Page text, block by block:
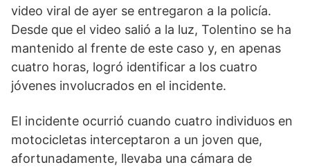
video viral de ayer se entregaron a la policía.
Desde que el video salió a la luz, Tolentino se ha
mantenido al frente de este caso y, en apenas
cuatro horas, logró identificar a los cuatro
jóvenes involucrados en el incidente.
El incidente ocurrió cuando cuatro individuos en
motocicletas interceptaron a un joven que,
afortunadamente, llevaba una cámara de